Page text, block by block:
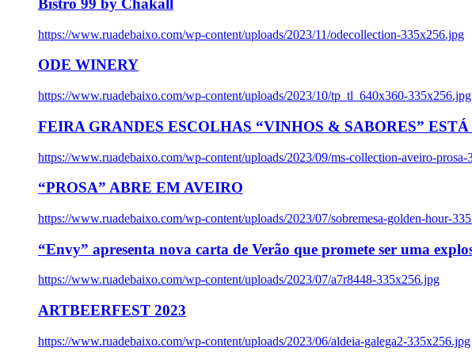
Bistro 99 by Chakall
https://www.ruadebaixo.com/wp-content/uploads/2023/11/odecollection-335x256.jpg
ODE WINERY
https://www.ruadebaixo.com/wp-content/uploads/2023/10/tp_tl_640x360-335x256.jpg
FEIRA GRANDES ESCOLHAS “VINHOS & SABORES”
https://www.ruadebaixo.com/wp-content/uploads/2023/09/ms-collection-aveiro-prosa-
“PROSA” ABRE EM AVEIRO
https://www.ruadebaixo.com/wp-content/uploads/2023/07/sobremesa-golden-hour-
“Envy” apresenta nova carta de Verão que promete ser uma
https://www.ruadebaixo.com/wp-content/uploads/2023/07/a7r8448-335x256.jpg
ARTBEERFEST 2023
https://www.ruadebaixo.com/wp-content/uploads/2023/06/aldeia-galega2-335x256.jpg